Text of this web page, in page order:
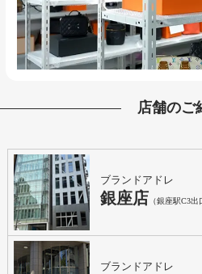
店舗のご
ブランドアドレ
銀座店 （銀座駅C3出
ブランドアドレ